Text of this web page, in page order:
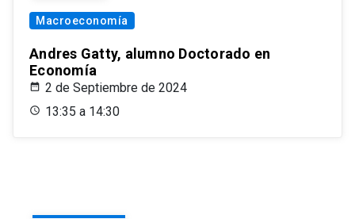
Macroeconomía
Andres Gatty, alumno Doctorado en
Economía
2 de Septiembre de 2024
13:35 a 14:30